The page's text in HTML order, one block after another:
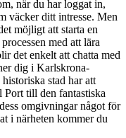
när du har loggat in,
väcker ditt intresse. Men
möjligt att starta en
med att lära
det enkelt att chatta med
dig i Karlskrona-
stad har att
till den fantastiska
omgivningar något för
i närheten kommer du